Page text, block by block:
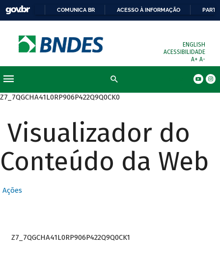
COMUNICA BR ACESSO À INFORMAÇÃO
ENGLISH
ACESSIBILIDADE
A+ A-
Z7_7QGCHA41L0RP906P422Q9Q0CK0
Visualizador do
Conteúdo da Web
Ações
Z7_7QGCHA41L0RP906P422Q9Q0CK1